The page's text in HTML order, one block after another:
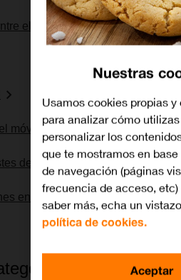
el ordenador y el móvil
móvil
de SIM dual
en segundo plano
Nuestras
Usamos cookies propias y
para analizar cómo
personalizar los
que te mostramos en
de navegación (páginas
frecuencia de acceso, etc)
saber más, echa un
política de cookies.
Aceptar